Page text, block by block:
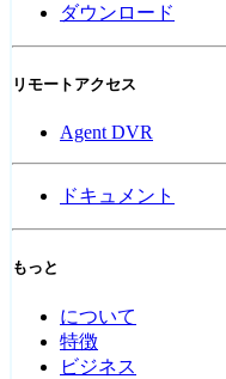
ダウンロード
リモートアクセス
Agent DVR
ドキュメント
もっと
について
特徴
ビジネス